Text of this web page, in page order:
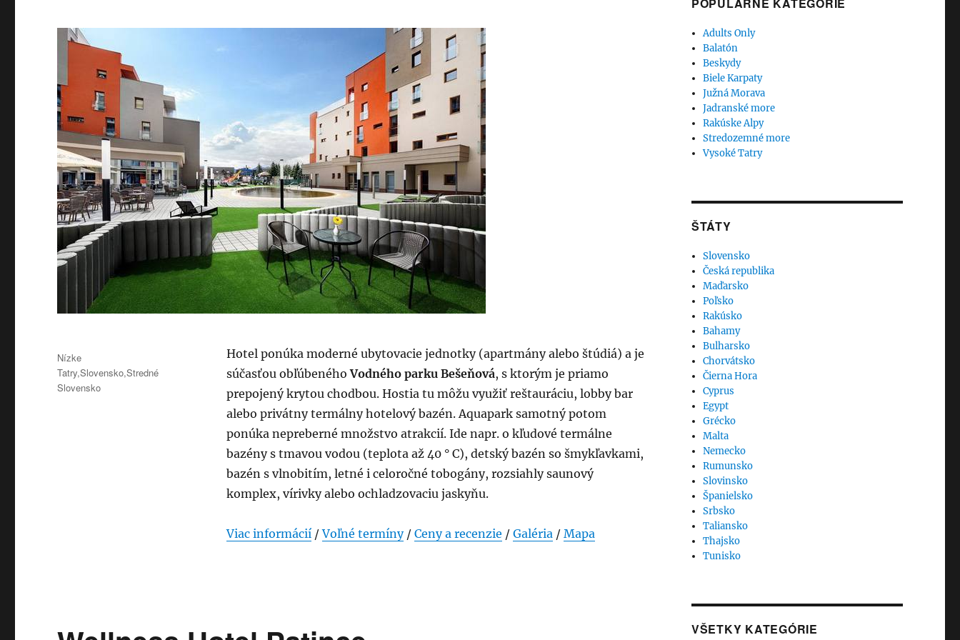
Hotel ponúka moderné ubytovacie jednotky (apartmány alebo štúdiá) a je
súčasťou obľúbenéhoVodného parku Bešeňová, s ktorým je priamo
prepojený krytou chodbou. Hostia tu môžu využiť reštauráciu, lobby bar
alebo privátny termálny hotelový bazén. Aquapark samotný potom
ponúka nepreberné množstvo atrakcií. Ide napr. o kľudové termálne
bazény s tmavou vodou (teplota až 40 ° C), detský bazén so šmykľavkami,
bazén s vlnobitím, letné i celoročné tobogány, rozsiahly saunový
komplex, vírivky alebo ochladzovaciu jaskyňu.
Viac informácií/Voľné termíny/ Ceny a recenzie / Galéria/ Mapa
Publikované
Kategórie
Nízke
Tatry,Slovensko,Stredné
Slovensko
Adults Only
Balatón
Beskydy
Biele Karpaty
Južná Morava
Jadranské more
Rakúske Alpy
Stredozemné more
Vysoké Tatry
ŠTÁTY
Slovensko
Česká republika
Maďarsko
Poľsko
Rakúsko
Bahamy
Bulharsko
Chorvátsko
Čierna Hora
Cyprus
Egypt
Grécko
Malta
Nemecko
Rumunsko
Slovinsko
Španielsko
Srbsko
Taliansko
Thajsko
Tunisko
VŠETKY KATEGÓRIE